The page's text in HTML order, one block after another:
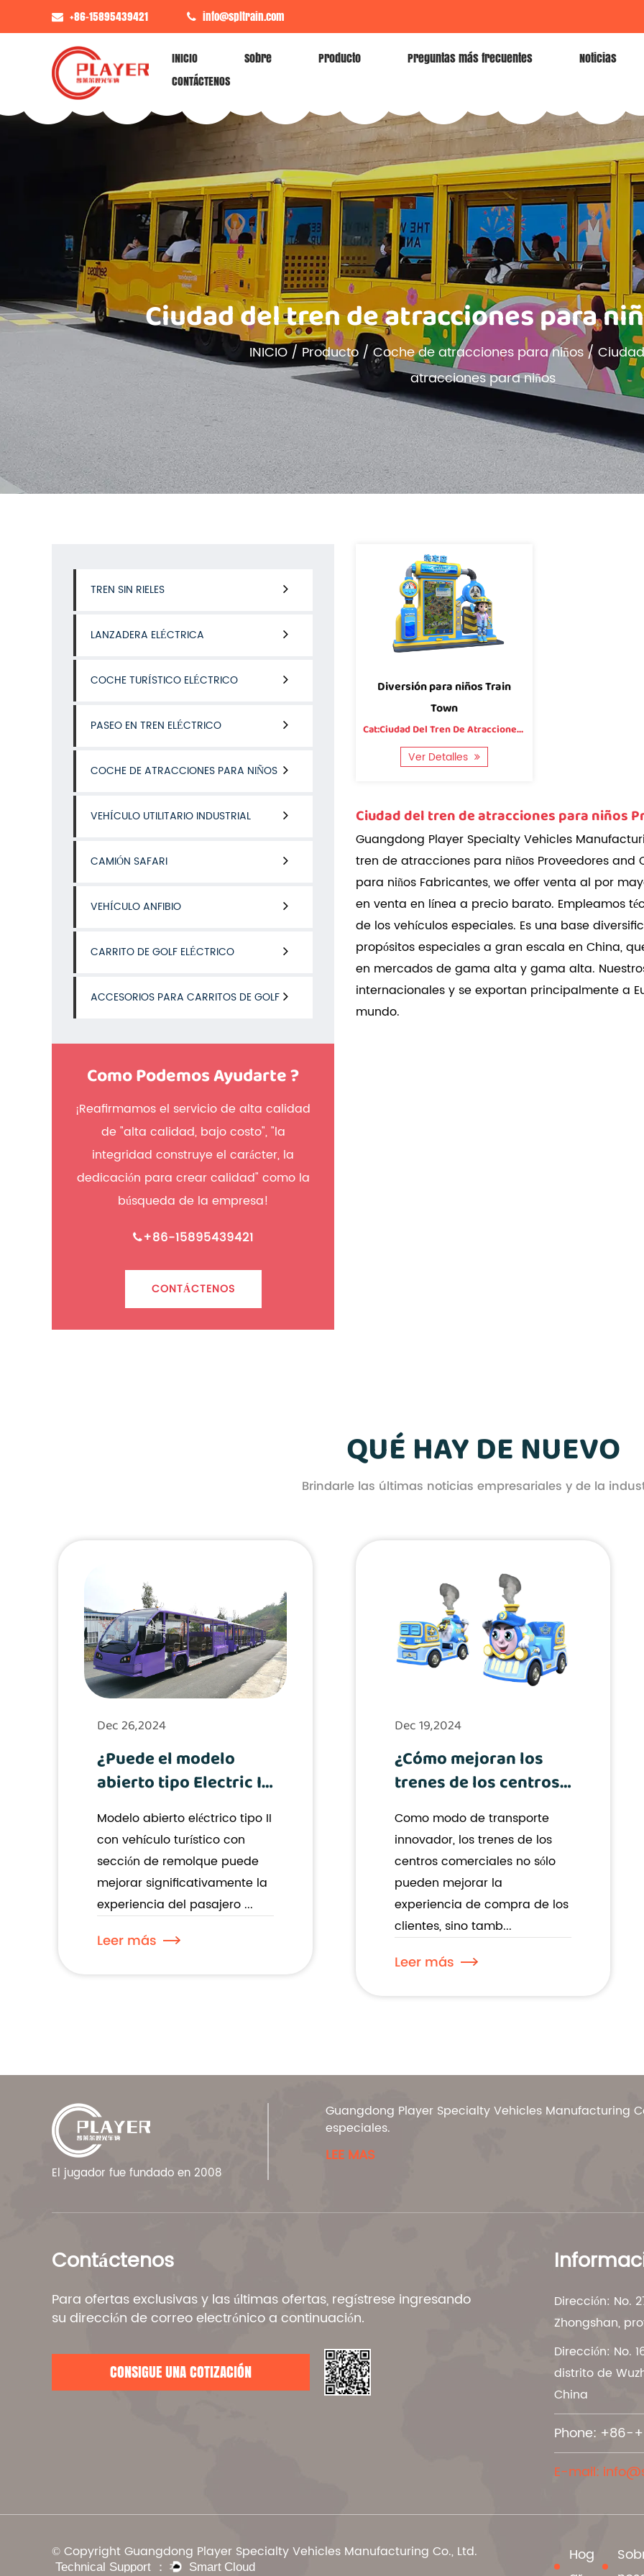
+86-15895439421 info@spltrain.com
INICIO Sobre Producto Preguntas más frecuentes
Noticias
CONTÁCTENOS
Ciudad del tren de atracciones para
INICIO / Producto /Coche de atracciones para niños/
atracciones para niños
TREN SIN RIELES
LANZADERA ELÉCTRICA
COCHE TURÍSTICO ELÉCTRICO
PASEO EN TREN ELÉCTRICO
COCHE DE ATRACCIONES PARA NIÑOS
VEHÍCULO UTILITARIO INDUSTRIAL
CAMIÓN SAFARI
VEHÍCULO ANFIBIO
CARRITO DE GOLF ELÉCTRICO
ACCESORIOS PARA CARRITOS DE GOLF
Como Podemos Ayudarte ?
¡Reafirmamos el servicio de alta calidad
de "alta calidad, bajo costo", "la
integridad construye el carácter, la
dedicación para crear calidad" como la
búsqueda de la empresa!
+86-15895439421
CONTÁCTENOS
Diversión para niños Train
Town
Cat:Ciudad Del Tren De Atracciones Para Niños
Ver Detalles
Ciudad del tren de atracciones para niños
Guangdong Player Specialty Vehicles
tren de atracciones para niños Proveedoresand
para niños Fabricantes, we offerventa al por
en venta en línea a precio barato. Empleamos
de los vehículos especiales. Es una base
propósitos especiales a gran escala en China,
en mercados de gama alta y gama alta.
internacionales y se exportan principalmente a
mundo.
QUÉ HAY DE NUEVO
Brindarle las últimas noticias empresariales y de la
Dec 26,2024
¿Puede el modelo
abierto tipo Electric II
con sección de
remolque mejorar la
experiencia de los
pasajeros en los
recorridos urbanos?
Modelo abierto eléctrico tipo II
con vehículo turístico con
sección de remolque puede
mejorar significativamente la
experiencia del pasajero ...
Leer más
Dec 19,2024
¿Cómo mejoran los
trenes de los centros
comerciales la
experiencia de
compra de los
consumidores y
atraen más clientes?
Como modo de transporte
innovador, los trenes de los
centros comerciales no sólo
pueden mejorar la
experiencia de compra de los
clientes, sino tamb...
Leer más
El jugador fue fundado en 2008
Guangdong Player Specialty Vehicles Manufacturing
especiales.
LEE MAS
Contáctenos
Para ofertas exclusivas y las últimas ofertas, regístrese ingresando
su dirección de correo electrónico a continuación.
CONSIGUE UNA COTIZACIÓN
Dirección: No.
Zhongshan,
Dirección: No.
distrito de
China
Phone: +86-
E-mail:
© Copyright Guangdong Player Specialty Vehicles Manufacturing Co., Ltd.
Hog